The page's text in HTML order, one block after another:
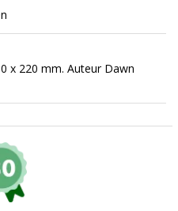
x 220 mm. Auteur Dawn